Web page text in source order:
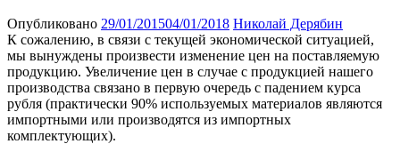
Опубликовано 29/01/201504/01/2018 Николай Дерябин
К сожалению, в связи с текущей экономической ситуацией,
мы вынуждены произвести изменение цен на поставляемую
продукцию. Увеличение цен в случае с продукцией нашего
производства связано в первую очередь с падением курса
рубля (практически 90% используемых материалов являются
импортными или производятся из импортных
комплектующих).